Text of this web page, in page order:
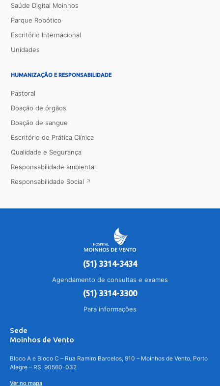
Saúde Digital Moinhos
Parque Robótico
Escritório Internacional
Unidades
HUMANIZAÇÃO E RESPONSABILIDADE
Pastoral
Doação de órgãos
Doação de sangue
Escritório de Prática Clínica
Qualidade e Segurança
Responsabilidade ambiental
Responsabilidade Social
(51) 3314-3434
Agendamento de consultas e exames
(51) 3314-3300
Para informações
Sede
Moinhos de Vento
Bloco A e Bloco C – Rua Ramiro Barcelos, 910 – Moinhos de Vento, Porto
Alegre – RS, 90560-032
Ver no mapa